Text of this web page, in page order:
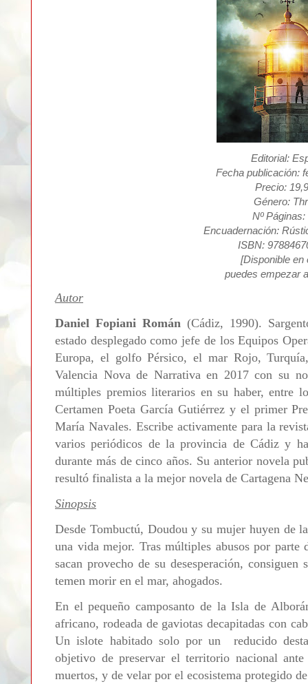
Editorial:
Fecha publicación:
Precio:
Género:
Nº Páginas:
Encuadernación:
ISBN:
[Disponible en
puedes empezar
Autor
Daniel Fopiani Román (Cádiz, 1990).
estado desplegado como jefe de los Equipos
Europa, el golfo Pérsico, el mar Rojo,
Valencia Nova de Narrativa en 2017 con su
múltiples premios literarios en su haber, entre
Certamen Poeta García Gutiérrez y el primer
María Navales. Escribe activamente para la
varios periódicos de la provincia de Cádiz y
durante más de cinco años. Su anterior novela
resultó finalista a la mejor novela de Cartagena
Sinopsis
Desde Tombuctú, Doudou y su mujer huyen de
una vida mejor. Tras múltiples abusos por
sacan provecho de su desesperación,
temen morir en el mar, ahogados.
En el pequeño camposanto de la Isla de
africano, rodeada de gaviotas decapitadas con
Un islote habitado solo por un reducido
objetivo de preservar el territorio nacional
muertos, y de velar por el ecosistema protegido